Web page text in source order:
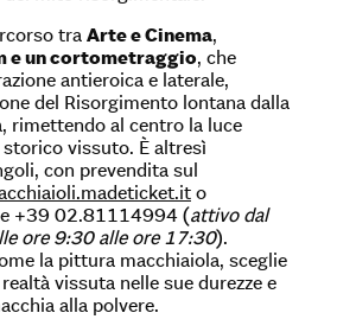
tra Arte e Cinema,
e un cortometraggio, che
antieroica e laterale,
del Risorgimento lontana dalla
rimettendo al centro la luce
vissuto. È altresì
con prevendita sul
o
+39 02.81114994 (attivo dal
ore 9:30 alle ore 17:30).
la pittura macchiaiola, sceglie
vissuta nelle sue durezze e
alla polvere.